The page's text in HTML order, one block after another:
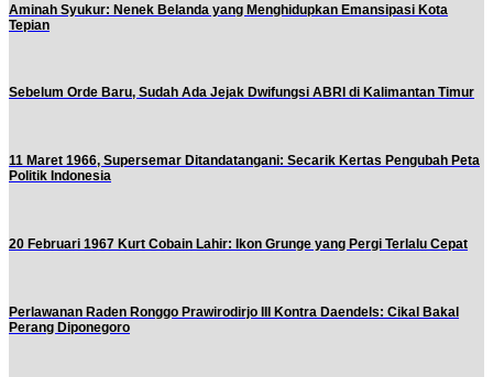
Aminah Syukur: Nenek Belanda yang Menghidupkan Emansipasi Kota
Tepian
Sebelum Orde Baru, Sudah Ada Jejak Dwifungsi ABRI di Kalimantan Timur
11 Maret 1966, Supersemar Ditandatangani: Secarik Kertas Pengubah Peta
Politik Indonesia
20 Februari 1967 Kurt Cobain Lahir: Ikon Grunge yang Pergi Terlalu Cepat
Perlawanan Raden Ronggo Prawirodirjo III Kontra Daendels: Cikal Bakal
Perang Diponegoro